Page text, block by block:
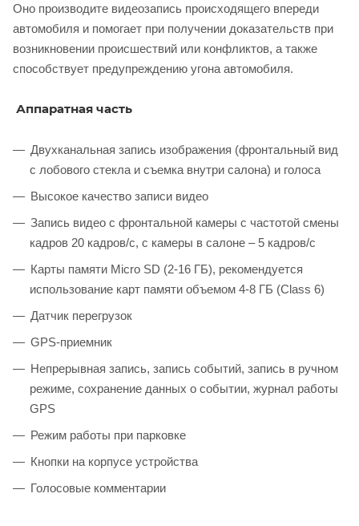
Оно производите видеозапись происходящего впереди
автомобиля и помогает при получении доказательств при
возникновении происшествий или конфликтов, а также
способствует предупреждению угона автомобиля.
Аппаратная часть
Двухканальная запись изображения (фронтальный вид
с лобового стекла и съемка внутри салона) и голоса
Высокое качество записи видео
Запись видео с фронтальной камеры с частотой смены
кадров 20 кадров/с, с камеры в салоне – 5 кадров/с
Карты памяти Micro SD (2-16 ГБ), рекомендуется
использование карт памяти объемом 4-8 ГБ (Class 6)
Датчик перегрузок
GPS-приемник
Непрерывная запись, запись событий, запись в ручном
режиме, сохранение данных о событии, журнал работы
GPS
Режим работы при парковке
Кнопки на корпусе устройства
Голосовые комментарии